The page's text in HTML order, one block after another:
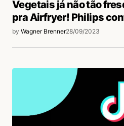
Vegetais já não tão
pra Airfryer! Philips
by Wagner Brenner28/09/2023